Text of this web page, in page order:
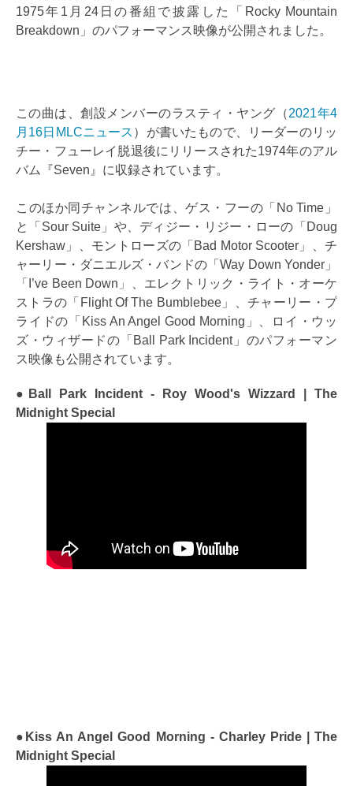
1975年1月24日の番組で披露した「Rocky Mountain
Breakdown」のパフォーマンス映像が公開されました。
この曲は、創設メンバーのラスティ・ヤング（2021年4
月16日MLCニュース ）が書いたもので、リーダーのリッ
チー・フューレイ脱退後にリリースされた1974年のアル
バム『Seven』に収録されています。
このほか同チャンネルでは、ゲス・フーの「No Time」
と「Sour Suite」や、ディジー・リジー・ローの「Doug
Kershaw」、モントローズの「Bad Motor Scooter」、チ
ャーリー・ダニエルズ・バンドの「Way Down Yonder」
「I’ve Been Down」、エレクトリック・ライト・オーケ
ストラの「Flight Of The Bumblebee」、チャーリー・プ
ライドの「Kiss An Angel Good Morning」、ロイ・ウッ
ズ・ウィザードの「Ball Park Incident」のパフォーマン
ス映像も公開されています。
●Ball Park Incident - Roy Wood's Wizzard | The
Midnight Special
●Kiss An Angel Good Morning - Charley Pride | The
Midnight Special